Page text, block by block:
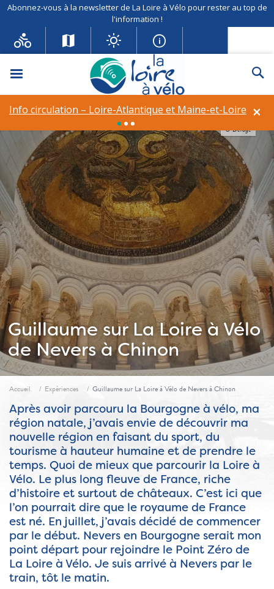
Abonnez-vous à la newsletter de La Loire à Vélo pour rester au top de
l'information !
Menu
×
Info circulation – Loire-Atlantique et Maine-et-Loire
Guillaume sur La Loire à Vélo
de Nevers à Chinon
© Delage
© Delage
© Delage
Fil d'ariane
Accueil Expériences Guillaume sur La Loire à Vélo de Nevers à Chinon
Après avoir parcouru la Bourgogne à vélo, ma
région natale, j’avais envie de découvrir ma
nouvelle région en faisant du sport, du
tourisme à hauteur humaine et de prendre le
temps. Quoi de mieux que parcourir la Loire à
Vélo. Le plus long fleuve de France, riche
d’histoire et surtout de châteaux. C’est ici que
l’on pourrait dire que le royaume de France
est né. En juillet, j’avais décidé de commencer
par le début. Nevers en Bourgogne serait mon
point départ pour rejoindre le Point Zéro de
La Loire à Vélo. Je suis arrivé à Nevers par le
train, tôt le matin.